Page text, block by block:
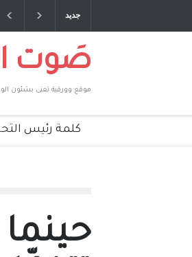
جديد
طاحنة كتب وترافع فيها بنفسه مرة اخرى.. الشيخ
صَوت
موقع وورقية تعنى بشئون
كلمة رئيس